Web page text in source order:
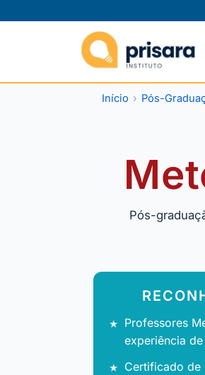
Início Pós-
Pós-
Professores
experiência
Certificado de